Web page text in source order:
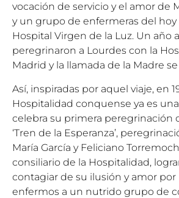
vocación de servicio y el amor de
y un grupo de enfermeras del
Hospital Virgen de la Luz. Un año
peregrinaron a Lourdes con la
Madrid y la llamada de la Madre
Así, inspiradas por aquel viaje, en
Hospitalidad conquense ya es
celebra su primera peregrinación
‘Tren de la Esperanza’,
María García y Feliciano
consiliario de la Hospitalidad,
contagiar de su ilusión y amor por
enfermos a un nutrido grupo de